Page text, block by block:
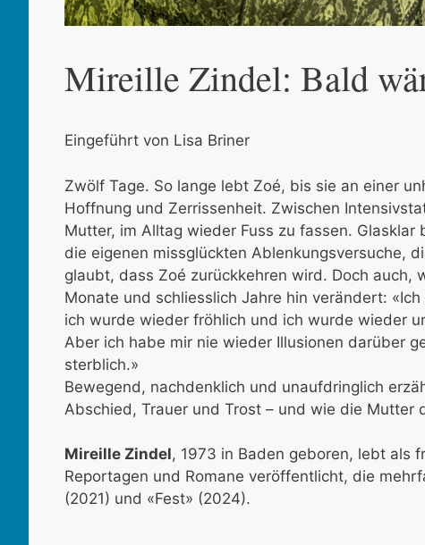
Mireille Zindel: Bald
Eingeführt von Lisa Briner
Zwölf Tage. So lange lebt Zoé, bis sie an einer
Hoffnung und Zerrissenheit. Zwischen
Mutter, im Alltag wieder Fuss zu fassen.
die eigenen missglückten Ablenkungsversuche,
glaubt, dass Zoé zurückkehren wird. Doch auch,
Monate und schliesslich Jahre hin verändert:
ich wurde wieder fröhlich und ich wurde wieder
Aber ich habe mir nie wieder Illusionen darüber
sterblich.»
Bewegend, nachdenklich und unaufdringlich
Abschied, Trauer und Trost – und wie die Mutter
Mireille Zindel, 1973 in Baden geboren, lebt als
Reportagen und Romane veröffentlicht, die
(2021) und «Fest» (2024).